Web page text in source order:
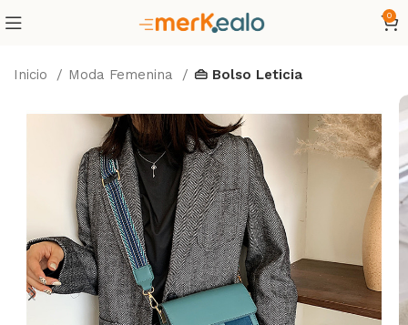
0
Inicio Moda Femenina 👜 Bolso Leticia